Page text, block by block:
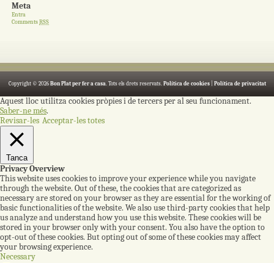
Meta
Entra
CommentsRSS
Copyright © 2026 Bon Plat per fer a casa. Tots els drets reservats. Política de cookies| Política de privacitat
Aquest lloc utilitza cookies pròpies i de tercers per al seu funcionament.
Saber-ne més.
Revisar-les Acceptar-les totes
Tanca
Privacy Overview
This website uses cookies to improve your experience while you navigate
through the website. Out of these, the cookies that are categorized as
necessary are stored on your browser as they are essential for the working of
basic functionalities of the website. We also use third-party cookies that help
us analyze and understand how you use this website. These cookies will be
stored in your browser only with your consent. You also have the option to
opt-out of these cookies. But opting out of some of these cookies may affect
your browsing experience.
Necessary